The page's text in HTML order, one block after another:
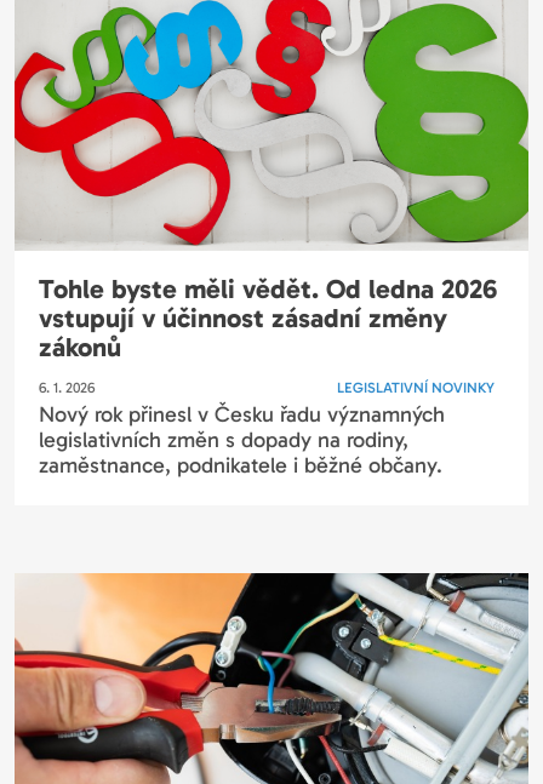
Tohle byste měli vědět. Od ledna 2026
vstupují v účinnost zásadní změny
zákonů
6. 1. 2026 LEGISLATIVNÍ NOVINKY
Nový rok přinesl v Česku řadu významných
legislativních změn s dopady na rodiny,
zaměstnance, podnikatele i běžné občany.